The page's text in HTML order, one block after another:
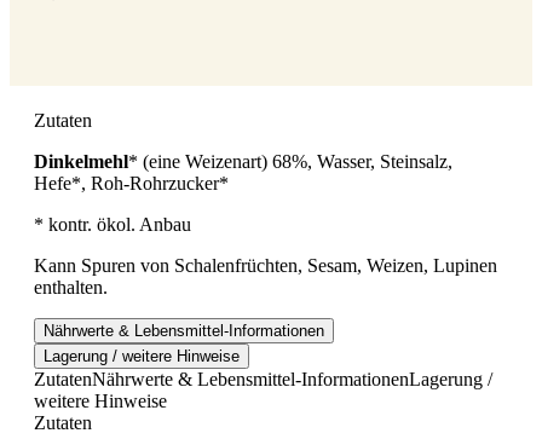
Zutaten
Dinkelmehl* (eine Weizenart) 68%, Wasser, Steinsalz,
Hefe*, Roh-Rohrzucker*
* kontr. ökol. Anbau
Kann Spuren von Schalenfrüchten, Sesam, Weizen, Lupinen
enthalten.
Nährwerte & Lebensmittel-Informationen
Lagerung / weitere Hinweise
ZutatenNährwerte & Lebensmittel-InformationenLagerung /
weitere Hinweise
Zutaten